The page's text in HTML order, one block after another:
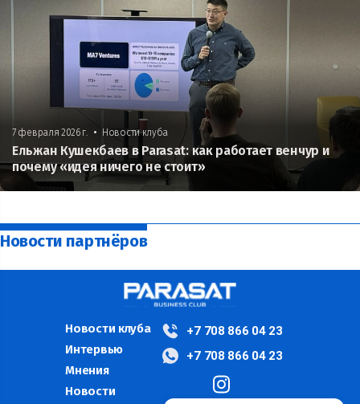
7 февраля 2026 г. • Новости клуба
Ельжан Кушекбаев в Parasat: как работает венчур и
почему «идея ничего не стоит»
Новости партнёров
Новости клуба
Интервью
Мнения
Новости
+7 708 866 04 23
+7 708 866 04 23